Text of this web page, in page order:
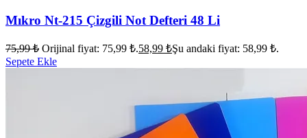
Mıkro Nt-215 Çizgili Not Defteri 48 Li
75,99₺ Orijinal fiyat: 75,99 ₺.58,99 ₺Şu andaki fiyat: 58,99 ₺.
Sepete Ekle